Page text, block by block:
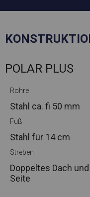
POLAR PLUS
Rohre
Stahl ca. fi 50 mm
Fuß
Stahl für 14 cm
Streben
Doppeltes Dach und
Seite